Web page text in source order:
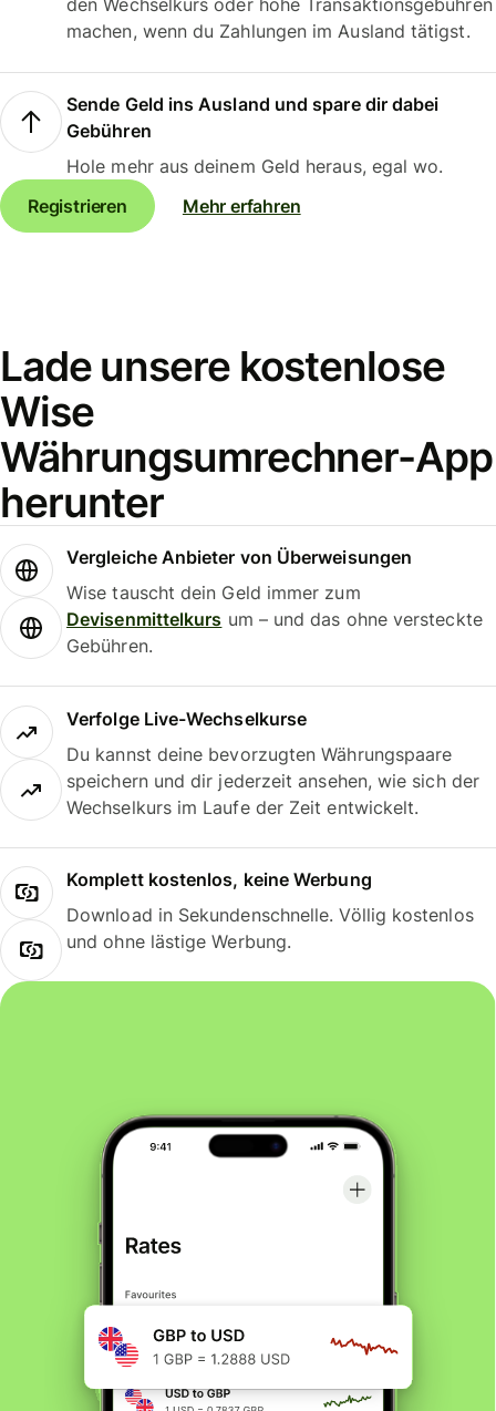
den Wechselkurs oder hohe Transaktionsgebühren
machen, wenn du Zahlungen im Ausland tätigst.
Sende Geld ins Ausland und spare dir dabei
Gebühren
Hole mehr aus deinem Geld heraus, egal wo.
Registrieren
Mehr erfahren
Lade unsere kostenlose
Wise
Währungsumrechner-App
herunter
Vergleiche Anbieter von Überweisungen
Wise tauscht dein Geld immer zum
Devisenmittelkurs um – und das ohne versteckte
Gebühren.
Verfolge Live-Wechselkurse
Du kannst deine bevorzugten Währungspaare
speichern und dir jederzeit ansehen, wie sich der
Wechselkurs im Laufe der Zeit entwickelt.
Komplett kostenlos, keine Werbung
Download in Sekundenschnelle. Völlig kostenlos
und ohne lästige Werbung.